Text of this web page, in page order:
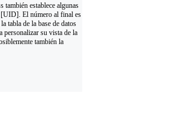
establece algunas
El número al final es
tabla de la base de datos
personalizar su vista de la
también la